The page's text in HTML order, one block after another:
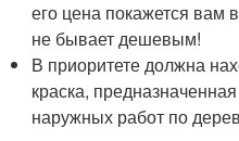
его цена покажется вам
не бывает дешевым!
В приоритете должна
краска,
наружных работ по